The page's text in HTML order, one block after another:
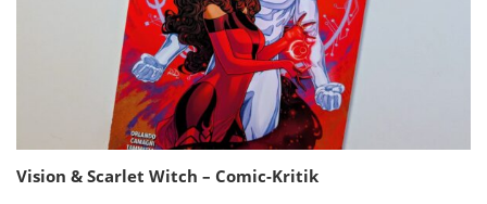
Vision & Scarlet Witch – Comic-Kritik